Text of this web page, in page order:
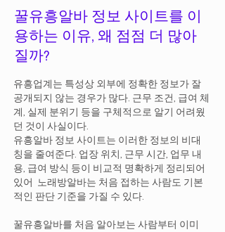
꿀유흥알바 정보 사이트를 이
용하는 이유, 왜 점점 더 많아
질까?
유흥업계는 특성상 외부에 정확한 정보가 잘
공개되지 않는 경우가 많다. 근무 조건, 급여 체
계, 실제 분위기 등을 구체적으로 알기 어려웠
던 것이 사실이다.
유흥알바 정보 사이트는 이러한 정보의 비대
칭을 줄여준다. 업장 위치, 근무 시간, 업무 내
용, 급여 방식 등이 비교적 명확하게 정리되어
있어 노래방알바는 처음 접하는 사람도 기본
적인 판단 기준을 가질 수 있다.
꿀유흥알바를 처음 알아보는 사람부터 이미